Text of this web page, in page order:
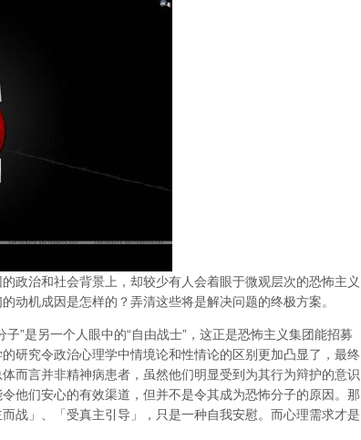
政治和社会背景上，却较少有人会着眼于微观层次的恐怖主义
动机成因是怎样的？弄清这些将是解决问题的终极方案。
子”是另一个人眼中的“自由战士”，这正是恐怖主义集团能招募
研究令政治心理学中情境论和性情论的区别更加凸显了，最终
而言并非精神病患者，虽然他们明显受到为其行为辩护的意识
他们安心的有效渠道，但并不是令其成为恐怖分子的原因。那
战」、「受真主引导」，只是一种自我安慰。而心理需求才是